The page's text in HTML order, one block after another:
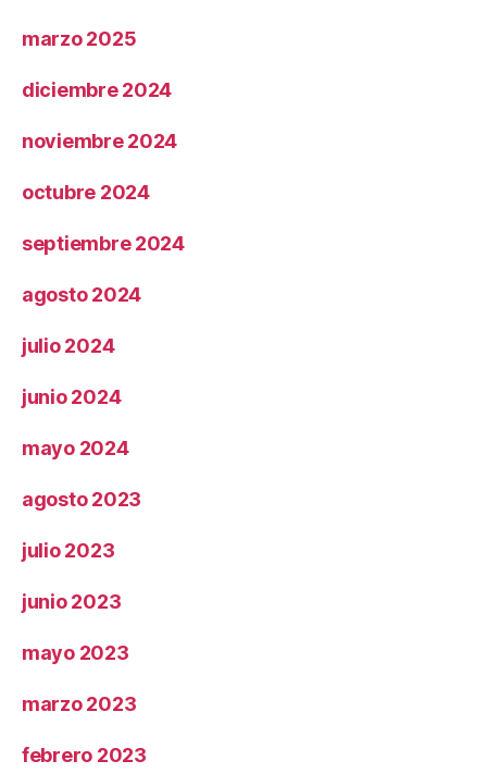
marzo 2025
diciembre 2024
noviembre 2024
octubre 2024
septiembre 2024
agosto 2024
julio 2024
junio 2024
mayo 2024
agosto 2023
julio 2023
junio 2023
mayo 2023
marzo 2023
febrero 2023